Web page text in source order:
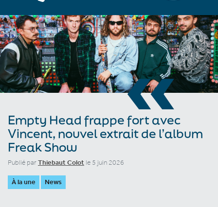
«
Empty Head frappe fort avec
Vincent, nouvel extrait de l’album
Freak Show
Publié parThiebaut Colot le 5 juin 2026
À la une News